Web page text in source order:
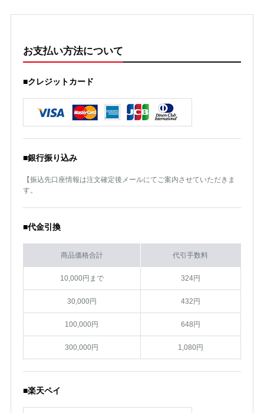
お支払い方法について
■クレジットカード
■銀行振り込み
【振込先口座情報は注文確定後メールにてご案内させていただきま
す。
■代金引換
商品価格合計 代引手数料
10,000円まで 324円
30,000円 432円
100,000円 648円
300,000円 1,080円
■楽天ペイ